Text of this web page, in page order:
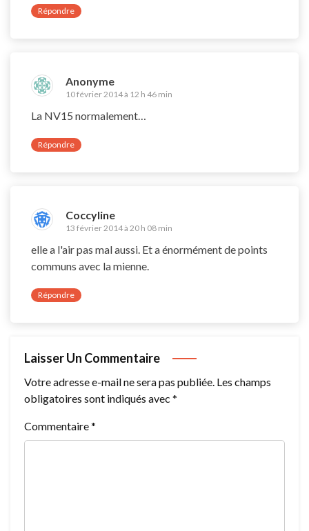
Répondre
Anonyme
10 février 2014 à 12 h 46 min
La NV15 normalement…
Répondre
Coccyline
13 février 2014 à 20 h 08 min
elle a l'air pas mal aussi. Et a énormément de points
communs avec la mienne.
Répondre
Laisser Un Commentaire
Votre adresse e-mail ne sera pas publiée. Les champs
obligatoires sont indiqués avec *
Commentaire*